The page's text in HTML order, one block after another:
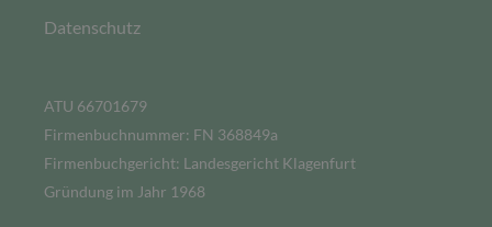
Datenschutz
ATU 66701679
Firmenbuchnummer: FN 368849a
Firmenbuchgericht: Landesgericht Klagenfurt
Gründung im Jahr 1968